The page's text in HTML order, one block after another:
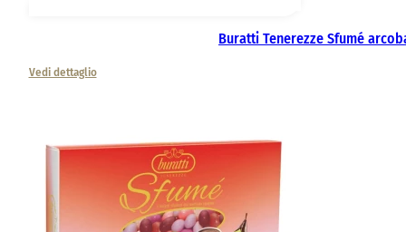
Buratti Tenerezze Sfumé
Vedi dettaglio